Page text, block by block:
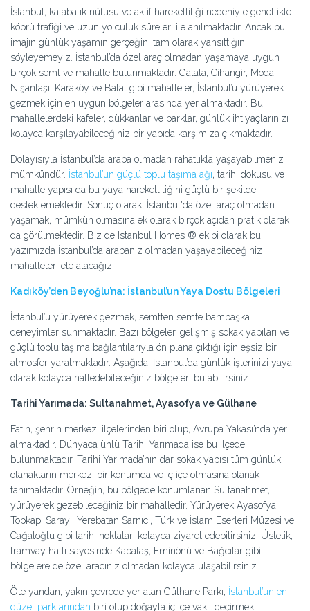
İstanbul, kalabalık nüfusu ve aktif hareketliliği nedeniyle genellikle
köprü trafiği ve uzun yolculuk süreleri ile anılmaktadır. Ancak bu
imajın günlük yaşamın gerçeğini tam olarak yansıttığını
söyleyemeyiz. İstanbul’da özel araç olmadan yaşamaya uygun
birçok semt ve mahalle bulunmaktadır. Galata, Cihangir, Moda,
Nişantaşı, Karaköy ve Balat gibi mahalleler, İstanbul’u yürüyerek
gezmek için en uygun bölgeler arasında yer almaktadır. Bu
mahallelerdeki kafeler, dükkanlar ve parklar, günlük ihtiyaçlarınızı
kolayca karşılayabileceğiniz bir yapıda karşımıza çıkmaktadır.
Dolayısıyla İstanbul’da araba olmadan rahatlıkla yaşayabilmeniz
mümkündür. İstanbul’un güçlü toplu taşıma ağı, tarihi dokusu ve
mahalle yapısı da bu yaya hareketliliğini güçlü bir şekilde
desteklemektedir. Sonuç olarak, İstanbul'da özel araç olmadan
yaşamak, mümkün olmasına ek olarak birçok açıdan pratik olarak
da görülmektedir. Biz de Istanbul Homes ® ekibi olarak bu
yazımızda İstanbul’da arabanız olmadan yaşayabileceğiniz
mahalleleri ele alacağız.
Kadıköy’den Beyoğlu’na: İstanbul’un Yaya Dostu Bölgeleri
İstanbul’u yürüyerek gezmek, semtten semte bambaşka
deneyimler sunmaktadır. Bazı bölgeler, gelişmiş sokak yapıları ve
güçlü toplu taşıma bağlantılarıyla ön plana çıktığı için eşsiz bir
atmosfer yaratmaktadır. Aşağıda, İstanbul’da günlük işlerinizi yaya
olarak kolayca halledebileceğiniz bölgeleri bulabilirsiniz.
Tarihi Yarımada: Sultanahmet, Ayasofya ve Gülhane
Fatih, şehrin merkezi ilçelerinden biri olup, Avrupa Yakası’nda yer
almaktadır. Dünyaca ünlü Tarihi Yarımada ise bu ilçede
bulunmaktadır. Tarihi Yarımada’nın dar sokak yapısı tüm günlük
olanakların merkezi bir konumda ve iç içe olmasına olanak
tanımaktadır. Örneğin, bu bölgede konumlanan Sultanahmet,
yürüyerek gezebileceğiniz bir mahalledir. Yürüyerek Ayasofya,
Topkapı Sarayı, Yerebatan Sarnıcı, Türk ve İslam Eserleri Müzesi ve
Cağaloğlu gibi tarihi noktaları kolayca ziyaret edebilirsiniz. Üstelik,
tramvay hattı sayesinde Kabataş, Eminönü ve Bağcılar gibi
bölgelere de özel aracınız olmadan kolayca ulaşabilirsiniz.
Öte yandan, yakın çevrede yer alan Gülhane Parkı, İstanbul’un en
güzel parklarından biri olup doğayla iç içe vakit geçirmek